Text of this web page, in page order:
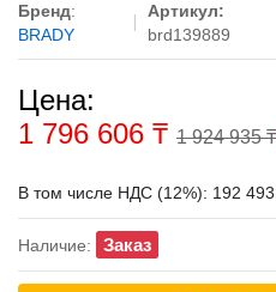
Бренд:
BRADY
Артикул:
brd139889
Цена:
1 796 606 ₸ 1 924 935 ₸
В том числе НДС (12%): 192
Наличие: Заказ